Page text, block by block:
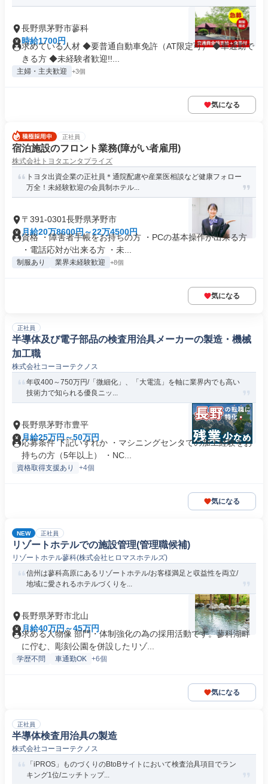
長野県茅野市蓼科
時給1700円
求めている人材 ◆要普通自動車免許（AT限定可） ◆車通勤で
きる方 ◆未経験者歓迎!!...
主婦・主夫歓迎 +3個
気になる
正社員
宿泊施設のフロント業務(障がい者雇用)
株式会社トヨタエンタプライズ
トヨタ出資企業の正社員＊通院配慮や産業医相談など健康フォロー
万全！未経験歓迎の会員制ホテル...
〒391-0301長野県茅野市
月給20万8600円～22万4500円
資格 ・障害者手帳をお持ちの方 ・PCの基本操作が出来る方
・電話応対が出来る方 ・未...
制服あり 業界未経験歓迎 +8個
気になる
正社員
半導体及び電子部品の検査用治具メーカーの製造・機械
加工職
株式会社コーヨーテクノス
年収400～750万円/「微細化」、「大電流」を軸に業界内でも高い
技術力で知られる優良ニッ...
長野県茅野市豊平
月給25万円～50万円
応募条件 下記いずれか ・マシニングセンタでの加工経験をお
持ちの方（5年以上） ・NC...
資格取得支援あり +4個
気になる
NEW 正社員
リゾートホテルでの施設管理(管理職候補)
リゾートホテル蓼科(株式会社ヒロマスホテルズ)
信州は蓼科高原にあるリゾートホテル/お客様満足と収益性を両立/
地域に愛されるホテルづくりを...
長野県茅野市北山
月給40万円～45万円
求める人物像 部門・体制強化の為の採用活動です。蓼科湖畔
に佇む、彫刻公園を併設したリゾ...
学歴不問 車通勤OK +6個
気になる
正社員
半導体検査用治具の製造
株式会社コーヨーテクノス
「iPROS」ものづくりのBtoBサイトにおいて検査治具項目でラン
キング1位/ニッチトップ...